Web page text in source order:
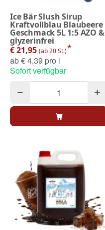
Ice Bär Slush Sirup
Kraftvollblau Blaubeere
Geschmack 5L 1:5 AZO &
glyzerinfrei
€ 21,95 (ab 20 St.)*
ab€ 4,39 pro l
Sofort verfügbar